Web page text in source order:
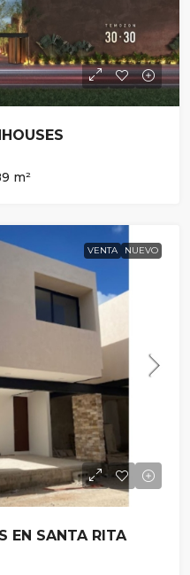
m²
VENTA NUEVO
EN SANTA RITA